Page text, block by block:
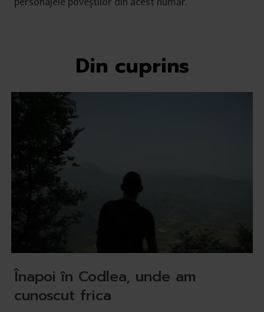
Din cuprins
Înapoi în Codlea, unde am
cunoscut frica